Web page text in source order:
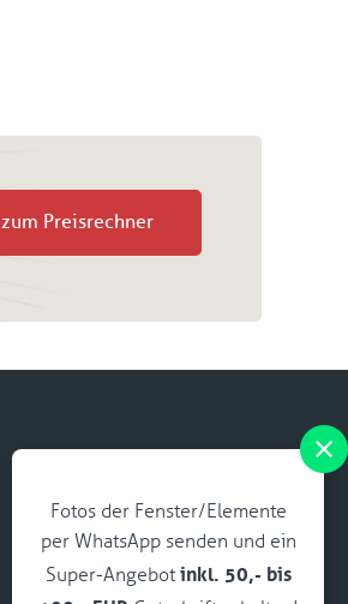
Fotos der Fenster/Elemente
per WhatsApp senden und ein
Super-Angebot inkl. 50,- bis
zum Preisrechner